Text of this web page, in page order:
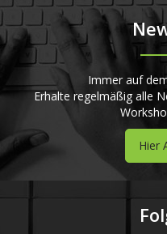
Immer auf
Erhalte regelmäßig alle
Hier